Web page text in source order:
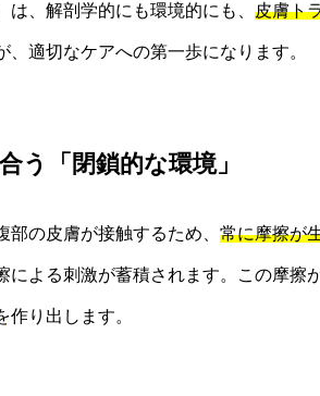
、解剖学的にも環境的にも、 皮膚ト
適切なケアへの第一歩になります。
う「閉鎖的な環境」
の皮膚が接触するため、 常に摩擦が
による刺激が蓄積されます。この摩擦
作り出します。